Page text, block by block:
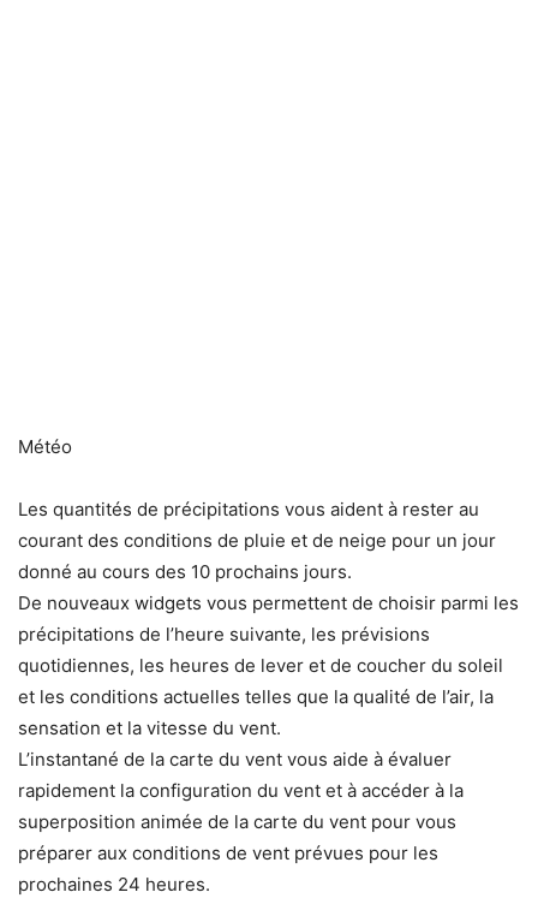
Météo
Les quantités de précipitations vous aident à rester au
courant des conditions de pluie et de neige pour un jour
donné au cours des 10 prochains jours.
De nouveaux widgets vous permettent de choisir parmi les
précipitations de l’heure suivante, les prévisions
quotidiennes, les heures de lever et de coucher du soleil
et les conditions actuelles telles que la qualité de l’air, la
sensation et la vitesse du vent.
L’instantané de la carte du vent vous aide à évaluer
rapidement la configuration du vent et à accéder à la
superposition animée de la carte du vent pour vous
préparer aux conditions de vent prévues pour les
prochaines 24 heures.